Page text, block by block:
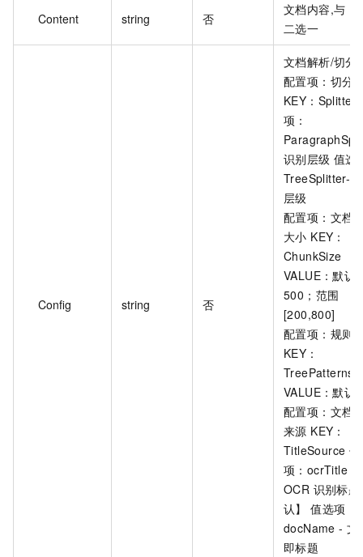
Content string 否
文档内容,与
二选一
Config string 否
文档解析/切分
配置项：切分
KEY：Splitter
项：
识别层级 值选
TreeSplitter-
层级
配置项：文档
大小 KEY：
ChunkSize
VALUE：默认
500；范围
[200,800]
配置项：规则
KEY：
TreePatterns
VALUE：默认[]
配置项：文档
来源 KEY：
TitleSource
项：ocrTitle -
OCR 识别标题
认】 值选项：
docName - 文
即标题